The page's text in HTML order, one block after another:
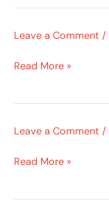
Leave a Comment /
Read More »
Leave a Comment /
Read More »